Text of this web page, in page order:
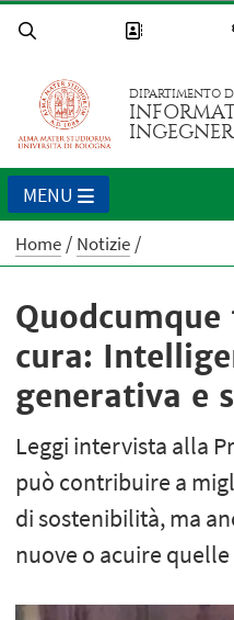
DIPARTIMENTO
MENU
Home Notizie
cura:
generativa e
Leggi intervista alla
può contribuire a
di sostenibilità, ma
nuove o acuire